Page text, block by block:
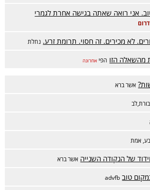
אני רואה שאתה בגישה אחרת לגמרי
לא מכירים. זה חסוי. תרומת זרע. נחלת
מהשאלה הזו הפי אחרונה
אשר ברא
אמת
של הנקודה השנייה אשר ברא
טוב advfb